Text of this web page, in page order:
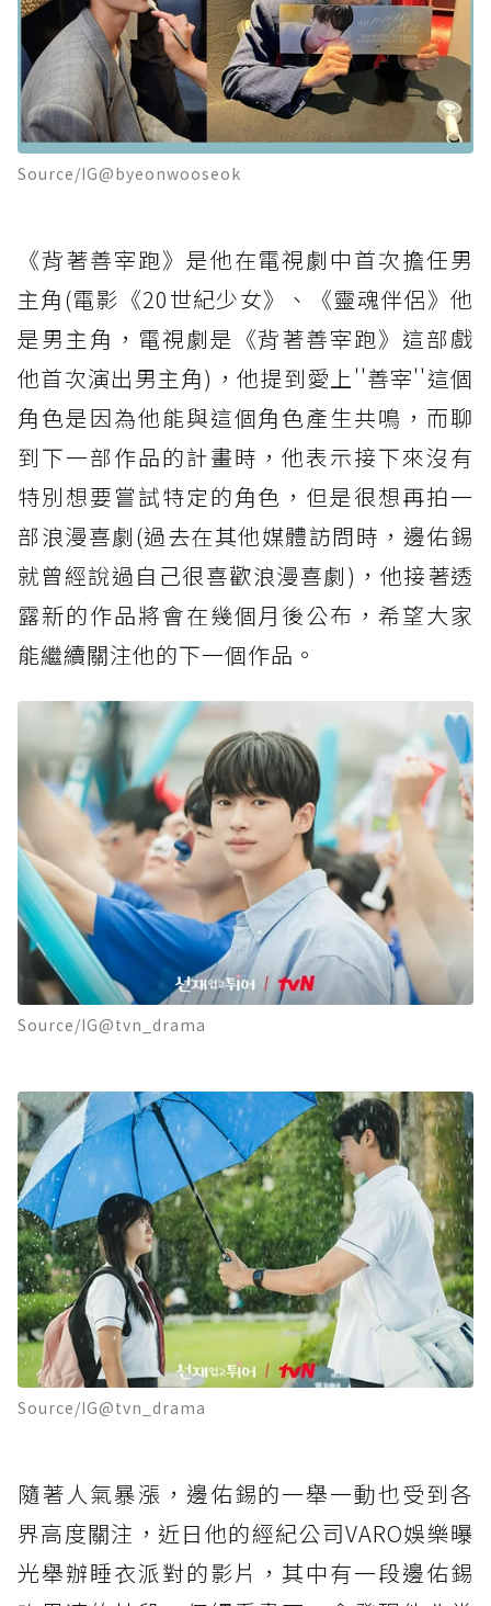
Source/IG@byeonwooseok
《背著善宰跑》是他在電視劇中首次擔任男
主角(電影《20世紀少女》、《靈魂伴侶》他
是男主角，電視劇是《背著善宰跑》這部戲
他首次演出男主角)，他提到愛上''善宰''這個
角色是因為他能與這個角色產生共鳴，而聊
到下一部作品的計畫時，他表示接下來沒有
特別想要嘗試特定的角色，但是很想再拍一
部浪漫喜劇(過去在其他媒體訪問時，邊佑錫
就曾經說過自己很喜歡浪漫喜劇)，他接著透
露新的作品將會在幾個月後公布，希望大家
能繼續關注他的下一個作品。
Source/IG@tvn_drama
Source/IG@tvn_drama
隨著人氣暴漲，邊佑錫的一舉一動也受到各
界高度關注，近日他的經紀公司VARO娛樂曝
光舉辦睡衣派對的影片，其中有一段邊佑錫